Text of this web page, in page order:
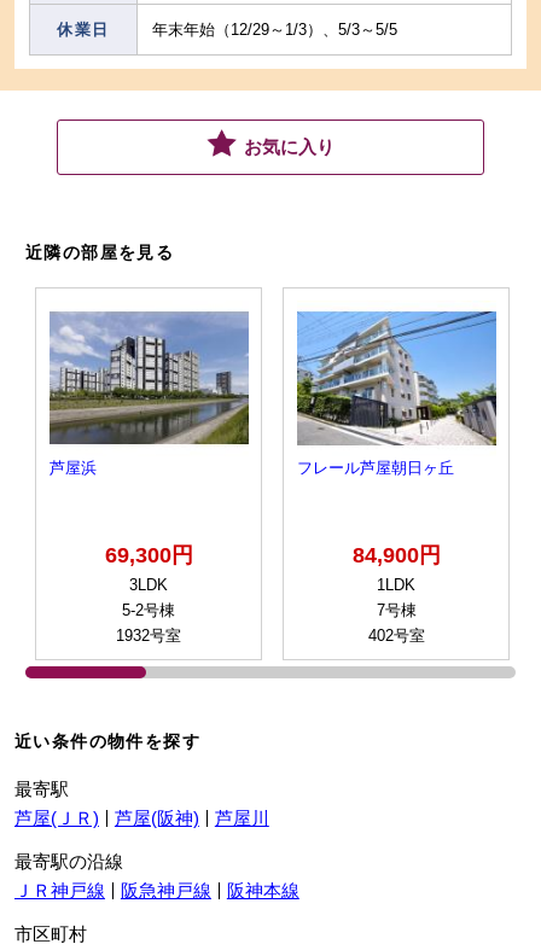
休業日 年末年始（12/29～1/3）、5/3～5/5
お気に入り
近隣の部屋を見る
芦屋浜
69,300円
3LDK
5-2号棟
1932号室
フレール芦屋朝日ヶ丘
84,900円
1LDK
7号棟
402号室
近い条件の物件を探す
最寄駅
芦屋(ＪＲ)
芦屋(阪神) 芦屋川
最寄駅の沿線
ＪＲ神戸線
阪急神戸線 阪神本線
市区町村